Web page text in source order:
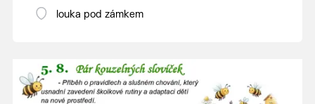
Kino otevřeno hodinu před promítáním,
louka pod zámkem